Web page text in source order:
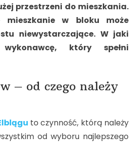
przestrzeni do mieszkania.
mieszkanie w bloku może
niewystarczające. W jaki
który spełni
– od czego należy
to czynność, którą należy
od wyboru najlepszego